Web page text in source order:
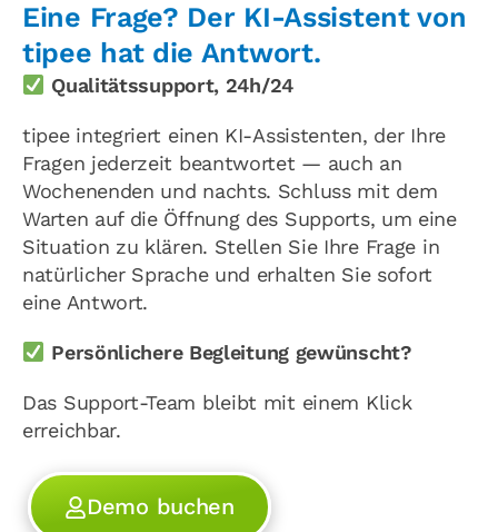
Eine Frage? Der KI-Assistent von
tipee hat die Antwort.
Qualitätssupport, 24h/24
tipee integriert einen KI-Assistenten, der Ihre
Fragen jederzeit beantwortet — auch an
Wochenenden und nachts. Schluss mit dem
Warten auf die Öffnung des Supports, um eine
Situation zu klären. Stellen Sie Ihre Frage in
natürlicher Sprache und erhalten Sie sofort
eine Antwort.
Persönlichere Begleitung gewünscht?
Das Support-Team bleibt mit einem Klick
erreichbar.
Demo buchen